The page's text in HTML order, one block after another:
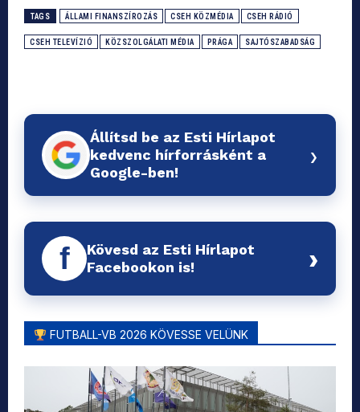
TAGS ÁLLAMI FINANSZÍROZÁS CSEH KÖZMÉDIA CSEH RÁDIÓ
CSEH TELEVÍZIÓ KÖZSZOLGÁLATI MÉDIA PRÁGA SAJTÓSZABADSÁG
Állítsd be az Esti Hírlapot
kedvenc hírforrásként a
Google-ben!
›
f
Kövesd az Esti Hírlapot
Facebookon is!
›
FUTBALL-VB 2026 KÖVESSE VELÜNK